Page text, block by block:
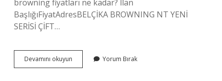
browning fiyatları ne kadar? İlan
BaşlığıFiyatAdresBELÇİKA BROWNING NT YENİ
SERİSİ ÇİFT…
Devamını okuyun Browning
Hangi
Yorum Bırak